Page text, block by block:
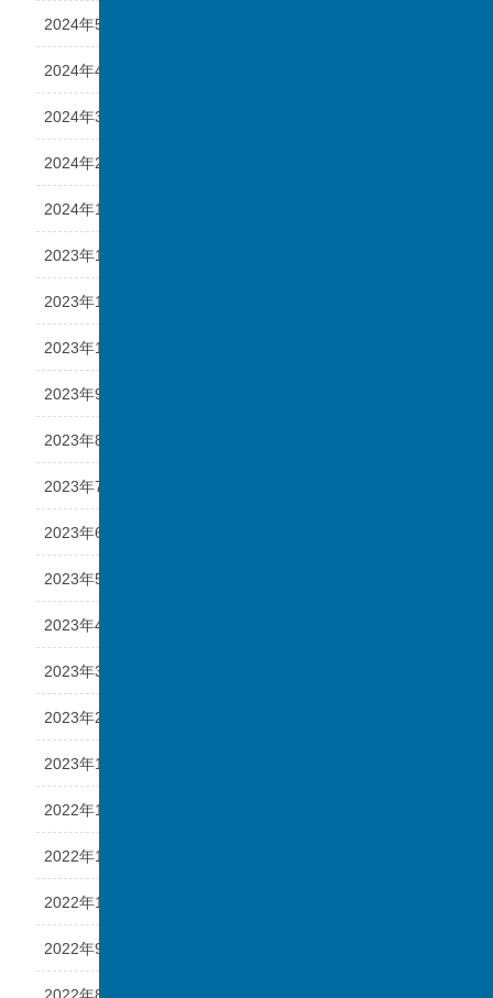
2024年5月
2024年4月
2024年3月
2024年2月
2024年1月
2023年12月
2023年11月
2023年10月
2023年9月
2023年8月
2023年7月
2023年6月
2023年5月
2023年4月
2023年3月
2023年2月
2023年1月
2022年12月
2022年11月
2022年10月
2022年9月